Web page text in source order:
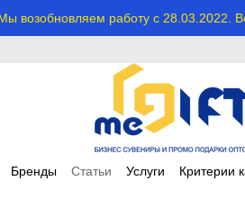
возобновляем работу с 28.03.2022.
Бренды Статьи Услуги Критерии